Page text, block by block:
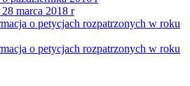
marca 2018 r
o petycjach rozpatrzonych w roku
o petycjach rozpatrzonych w roku